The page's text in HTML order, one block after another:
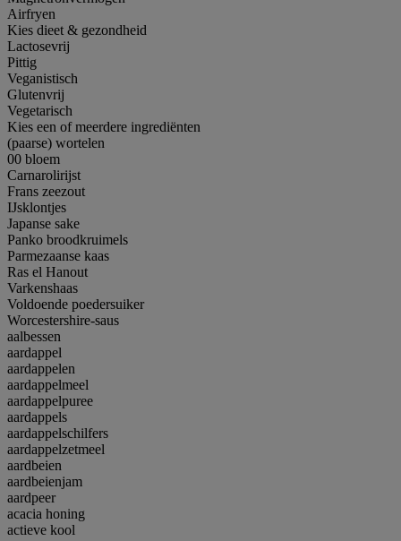
Airfryen
Kies dieet & gezondheid
Lactosevrij
Pittig
Veganistisch
Glutenvrij
Vegetarisch
Kies een of meerdere ingrediënten
(paarse) wortelen
00 bloem
Carnarolirijst
Frans zeezout
IJsklontjes
Japanse sake
Panko broodkruimels
Parmezaanse kaas
Ras el Hanout
Varkenshaas
Voldoende poedersuiker
Worcestershire-saus
aalbessen
aardappel
aardappelen
aardappelmeel
aardappelpuree
aardappels
aardappelschilfers
aardappelzetmeel
aardbeien
aardbeienjam
aardpeer
acacia honing
actieve kool